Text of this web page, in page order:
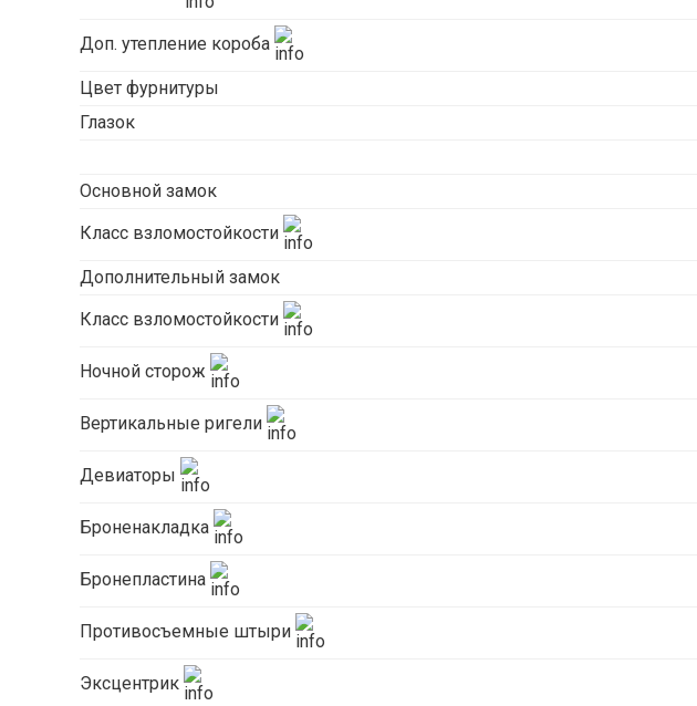
Доп. утепление короба
Цвет фурнитуры
Глазок
Основной замок
Класс взломостойкости
Дополнительный замок
Класс взломостойкости
Ночной сторож
Вертикальные ригели
Девиаторы
Броненакладка
Бронепластина
Противосъемные штыри
Эксцентрик